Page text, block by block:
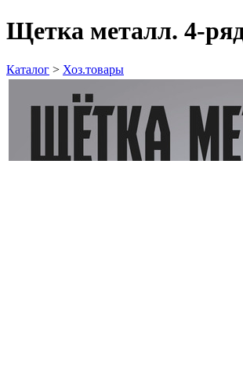
Щетка металл. 4-
Каталог > Хоз.товары